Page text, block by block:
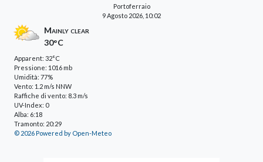
Portoferraio
9 Agosto 2026, 10:02
Mainly clear
30°C
Apparent: 32°C
Pressione: 1016 mb
Umidità: 77%
Vento: 1.2 m/s NNW
Raffiche di vento: 8.3 m/s
UV-Index: 0
Alba: 6:18
Tramonto: 20:29
© 2026 Powered by Open-Meteo